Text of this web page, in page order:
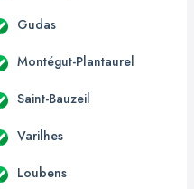
Gudas
Montégut-Plantaurel
Saint-Bauzeil
Varilhes
Loubens